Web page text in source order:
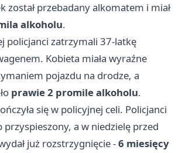
został przebadany alkomatem i miał
alkoholu.
policjanci zatrzymali 37-latkę
Kobieta miała wyraźne
pojazdu na drodze, a
prawie 2 promile alkoholu.
się w policyjnej celi. Policjanci
a w niedzielę przed
już rozstrzygnięcie -6 miesięcy